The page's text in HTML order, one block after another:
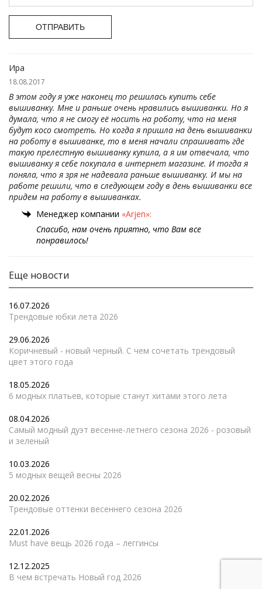
ОТПРАВИТЬ
Ира
18.08.2017
В этом году я уже наконец то решилась купить себе
вышиванку. Мне и раньше очень нравились вышиванки. Но я
думала, что я не смогу её носить на роботу, что на меня
будут косо смотреть. Но когда я пришла на день вышиванки
на роботу в вышиванке, то в меня начали спрашивать где
такую прелестную вышиванку купила, а я им отвечала, что
вышиванку я себе покупала в интернет магазине. И тогда я
поняла, что я зря не надевала раньше вышиванку. И мы на
работе решили, что в следующем году в день вышиванки все
придем на работу в вышиванках.
Менеджер компании «Arjen»:
Спасибо, нам очень приятно, что Вам все
понравилось!
Еще новости
16.07.2026
Трендовые юбки лета 2026
29.06.2026
Коричневый - новый черный. С чем сочетать трендовый
цвет этого года
18.05.2026
6 модных платьев, которые станут хитами этого лета
08.04.2026
Самый модный дуэт весенне-летнего сезона 2026 - розовый
и зеленый
10.03.2026
5 модных вещей весны 2026
20.02.2026
Трендовые оттенки весеннего сезона 2026
22.01.2026
Must have вещь 2026 года – леггинсы
12.12.2025
В чем встречать Новый год 2026